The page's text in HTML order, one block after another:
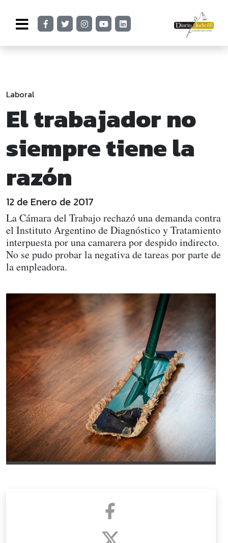
Laboral
El trabajador no
siempre tiene la
razón
12 de Enero de 2017
La Cámara del Trabajo rechazó una demanda contra
el Instituto Argentino de Diagnóstico y Tratamiento
interpuesta por una camarera por despido indirecto.
No se pudo probar la negativa de tareas por parte de
la empleadora.